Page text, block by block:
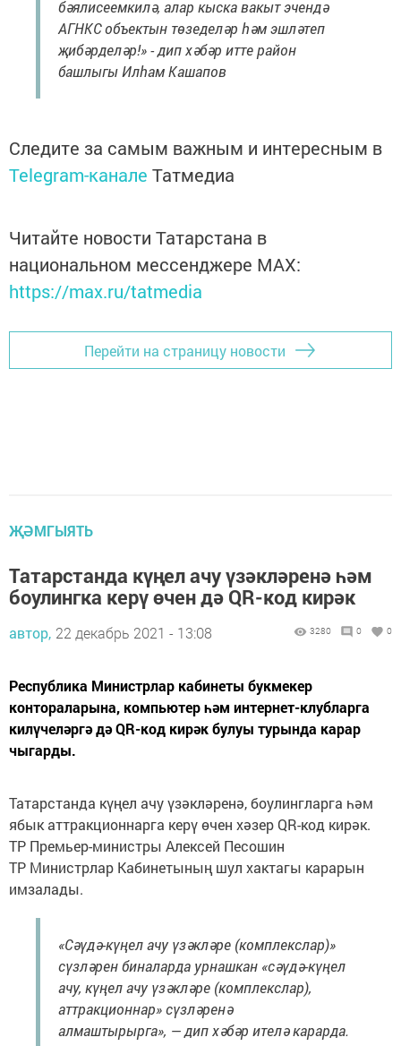
бәялисеемкилә, алар кыска вакыт эчендә
АГНКС объектын төзеделәр һәм эшләтеп
җибәрделәр!» - дип хәбәр итте район
башлыгы Илһам Кашапов
Следите за самым важным и интересным в
Telegram-канале Татмедиа
Читайте новости Татарстана в
национальном мессенджере MАХ:
https://max.ru/tatmedia
Перейти на страницу новости
ҖӘМГЫЯТЬ
Татарстанда күңел ачу үзәкләренә һәм
боулингка керү өчен дә QR-код кирәк
автор, 22 декабрь 2021 - 13:08 3280 0 0
Республика Министрлар кабинеты букмекер
контораларына, компьютер һәм интернет-клубларга
килүчеләргә дә QR-код кирәк булуы турында карар
чыгарды.
Татарстанда күңел ачу үзәкләренә, боулингларга һәм
ябык аттракционнарга керү өчен хәзер QR-код кирәк.
ТР Премьер-министры Алексей Песошин
ТР Министрлар Кабинетының шул хактагы карарын
имзалады.
«Сәүдә-күңел ачу үзәкләре (комплекслар)»
сүзләрен биналарда урнашкан «сәүдә-күңел
ачу, күңел ачу үзәкләре (комплекслар),
аттракционнар» сүзләренә
алмаштырырга», — дип хәбәр ителә карарда.